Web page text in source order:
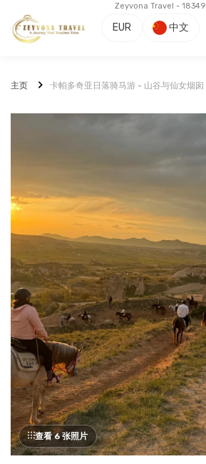
Zeyvona Travel - 18349
EUR 中文
主页 卡帕多奇亚日落骑马游 - 山谷与仙女烟囱
查看 6 张照片